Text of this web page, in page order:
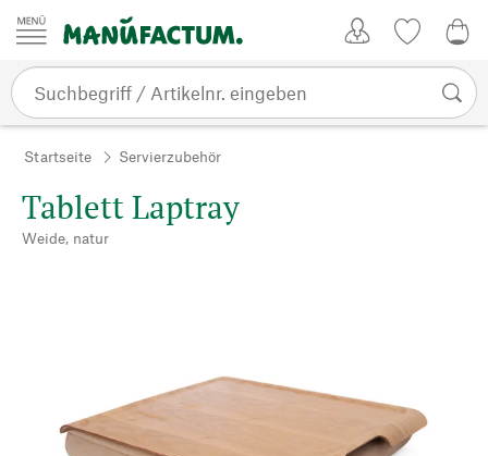
Zum Inhalt springen
Startseite Servierzubehör
Tablett Laptray
Weide, natur